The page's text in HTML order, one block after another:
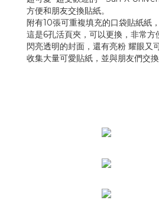
方便和朋友交換貼紙。
附有10張可重複填充的口袋貼紙紙
這是6孔活頁夾，可以更換，非常方
閃亮透明的封面，還有亮粉 耀眼又
收集大量可愛貼紙，並與朋友們交換